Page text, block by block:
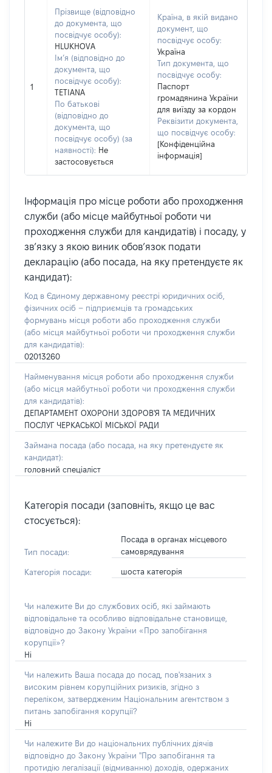
1
Прізвище (відповідно
до документа, що
посвідчує особу):
HLUKHOVA
Ім’я (відповідно до
документа, що
посвідчує особу):
TETIANA
По батькові
(відповідно до
документа, що
посвідчує особу) (за
наявності): Не
застосовується
Країна, в якій видано
документ, що
посвідчує особу:
Україна
Тип документа, що
посвідчує особу:
Паспорт
громадянина України
для виїзду за кордон
Реквізити документа,
що посвідчує особу:
[Конфіденційна
інформація]
Інформація про місце роботи або проходження
служби (або місце майбутньої роботи чи
проходження служби для кандидатів) і посаду, у
зв’язку з якою виник обов’язок подати
декларацію (або посада, на яку претендуєте як
кандидат):
Код в Єдиному державному реєстрі юридичних осіб,
фізичних осіб – підприємців та громадських
формувань місця роботи або проходження служби
(або місця майбутньої роботи чи проходження служби
для кандидатів):
02013260
Найменування місця роботи або проходження служби
(або місця майбутньої роботи чи проходження служби
для кандидатів):
ДЕПАРТАМЕНТ ОХОРОНИ ЗДОРОВ'Я ТА МЕДИЧНИХ
ПОСЛУГ ЧЕРКАСЬКОЇ МІСЬКОЇ РАДИ
Займана посада (або посада, на яку претендуєте як
кандидат):
головний спеціаліст
Категорія посади (заповніть, якщо це вас
стосується):
Тип посади:
Посада в органах місцевого
самоврядування
Категорія посади: шоста категорія
Чи належите Ви до службових осіб, які займають
відповідальне та особливо відповідальне становище,
відповідно до Закону України «Про запобігання
корупції»?
Ні
Чи належить Ваша посада до посад, пов'язаних з
високим рівнем корупційних ризиків, згідно з
переліком, затвердженим Національним агентством з
питань запобігання корупції?
Ні
Чи належите Ви до національних публічних діячів
відповідно до Закону України "Про запобігання та
протидію легалізації (відмиванню) доходів, одержаних